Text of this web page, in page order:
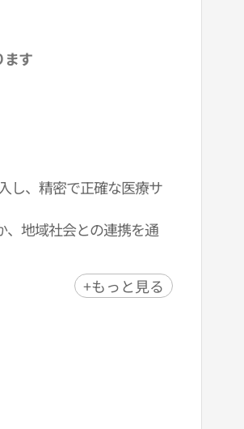
ます
し、精密で正確な医療サ
地域社会との連携を通
の良質な医療をお届け
+もっと見る